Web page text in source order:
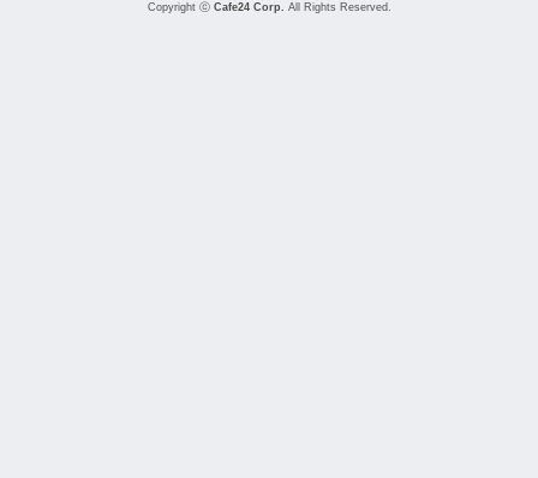
Copyright ⓒ Cafe24 Corp. All Rights Reserved.